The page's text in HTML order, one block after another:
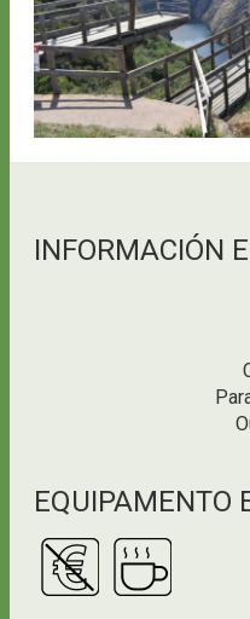
INFORMACIÓN
EQUIPAMENTO